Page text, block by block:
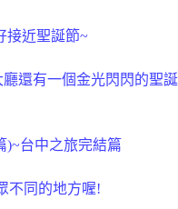
接近聖誕節~
還有一個金光閃閃的聖誕
不同的地方喔!